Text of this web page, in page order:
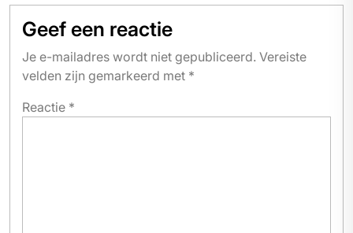
Geef een reactie
Je e-mailadres wordt niet gepubliceerd. Vereiste
velden zijn gemarkeerd met *
Reactie *